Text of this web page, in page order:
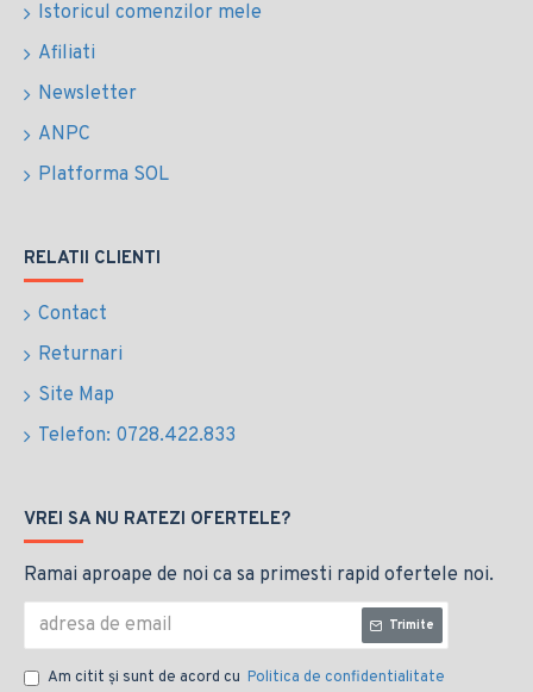
Istoricul comenzilor mele
Afiliati
Newsletter
ANPC
Platforma SOL
RELATII CLIENTI
Contact
Returnari
Site Map
Telefon: 0728.422.833
VREI SA NU RATEZI OFERTELE?
Ramai aproape de noi ca sa primesti rapid ofertele noi.
Trimite
Am citit şi sunt de acord cu Politica de confidentialitate